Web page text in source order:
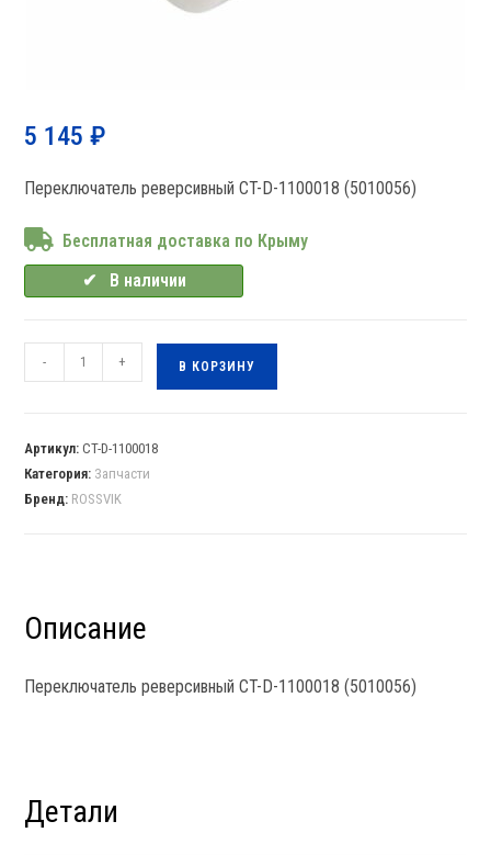
5 145₽
Переключатель реверсивный CT-D-1100018 (5010056)
Бесплатная доставка по Крыму
✔⠀В наличии
- + В КОРЗИНУ
Артикул:CT-D-1100018
Категория: Запчасти
Бренд: ROSSVIK
Описание
Переключатель реверсивный CT-D-1100018 (5010056)
Детали